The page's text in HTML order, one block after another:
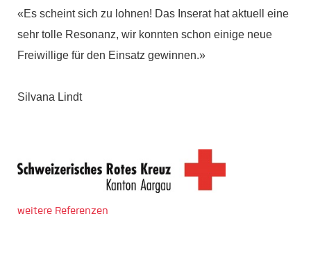
«Es scheint sich zu lohnen! Das Inserat hat aktuell eine
sehr tolle Resonanz, wir konnten schon einige neue
Freiwillige für den Einsatz gewinnen.»
Silvana Lindt
weitere Referenzen